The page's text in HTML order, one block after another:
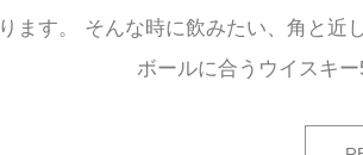
ります。 そんな時に飲みたい、角と近
ボールに合うウイスキ